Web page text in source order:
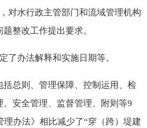
水行政主管部门和流域管理机构
整改工作提出要求。
办法解释和实施日期等。
总则、管理保障、控制运用、检
安全管理、监督管理、附则等9
办法》相比减少了“穿（跨）堤建